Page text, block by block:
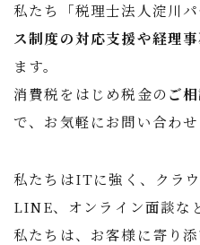
私たち「税理士法人淀川パ
ス制度の対応支援や経理
ます。
消費税をはじめ税金の ご
で、お気軽にお問い合わせ
私たちはITに強く、クラ
LINE、オンライン面談な
私たちは、お客様に寄り添